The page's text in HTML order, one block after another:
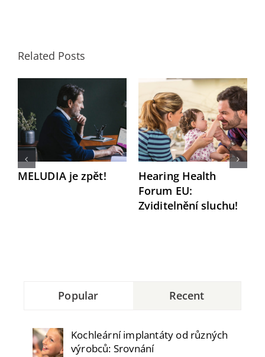
Related Posts
MELUDIA je zpět!
Hearing Health
Forum EU:
Zviditelnění sluchu!
Popular Recent
Kochleární implantáty od různých
výrobců: Srovnání